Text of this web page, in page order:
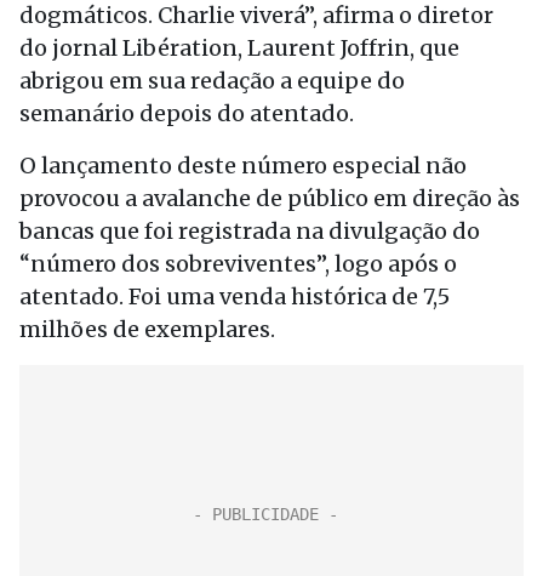
dogmáticos. Charlie viverá”, afirma o diretor
do jornal Libération, Laurent Joffrin, que
abrigou em sua redação a equipe do
semanário depois do atentado.
O lançamento deste número especial não
provocou a avalanche de público em direção às
bancas que foi registrada na divulgação do
“número dos sobreviventes”, logo após o
atentado. Foi uma venda histórica de 7,5
milhões de exemplares.